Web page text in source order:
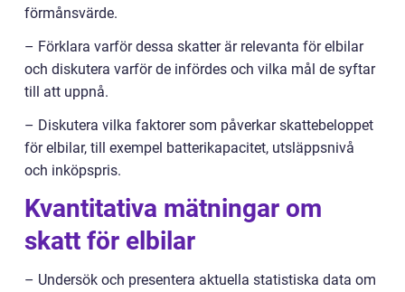
förmånsvärde.
– Förklara varför dessa skatter är relevanta för elbilar
och diskutera varför de infördes och vilka mål de syftar
till att uppnå.
– Diskutera vilka faktorer som påverkar skattebeloppet
för elbilar, till exempel batterikapacitet, utsläppsnivå
och inköpspris.
Kvantitativa mätningar om
skatt för elbilar
– Undersök och presentera aktuella statistiska data om